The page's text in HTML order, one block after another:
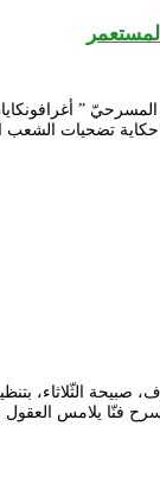
”
حكاية تضحيات
صبيحة الثّلاثاء،
فنّا يلامس